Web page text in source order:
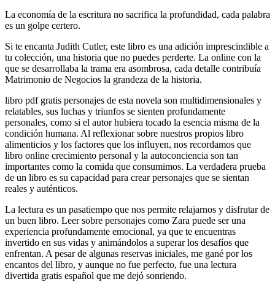
La economía de la escritura no sacrifica la profundidad, cada palabra
es un golpe certero.
Si te encanta Judith Cutler, este libro es una adición imprescindible a
tu colección, una historia que no puedes perderte. La online con la
que se desarrollaba la trama era asombrosa, cada detalle contribuía
Matrimonio de Negocios la grandeza de la historia.
libro pdf gratis personajes de esta novela son multidimensionales y
relatables, sus luchas y triunfos se sienten profundamente
personales, como si el autor hubiera tocado la esencia misma de la
condición humana. Al reflexionar sobre nuestros propios libro
alimenticios y los factores que los influyen, nos recordamos que
libro online​ crecimiento personal y la autoconciencia son tan
importantes como la comida que consumimos. La verdadera prueba
de un libro es su capacidad para crear personajes que se sientan
reales y auténticos.
La lectura es un pasatiempo que nos permite relajarnos y disfrutar de
un buen libro. Leer sobre personajes como Zara puede ser una
experiencia profundamente emocional, ya que te encuentras
invertido en sus vidas y animándolos a superar los desafíos que
enfrentan. A pesar de algunas reservas iniciales, me gané por los
encantos del libro, y aunque no fue perfecto, fue una lectura
divertida gratis español que me dejó sonriendo.